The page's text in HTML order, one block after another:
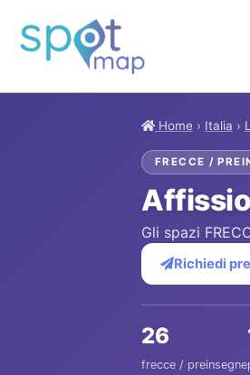
Home › Italia ›
FRECCE /
Gli spazi
Richiedi
26
frecce / preinsegne